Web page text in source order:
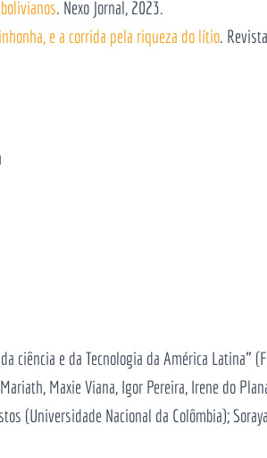
. Nexo Jornal, 2023.
e a corrida pela riqueza do lítio.
e da Tecnologia da América Latina”
Maxie Viana, Igor Pereira, Irene do
(Universidade Nacional da Colômbia);